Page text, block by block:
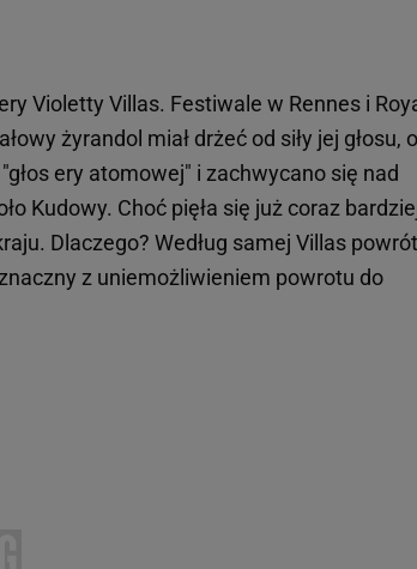
Violetty Villas. Festiwale w Rennes i
żyrandol miał drżeć od siły jej głosu,
ery atomowej" i zachwycano się nad
Kudowy. Choć pięła się już coraz
Dlaczego? Według samej Villas powrót
z uniemożliwieniem powrotu do